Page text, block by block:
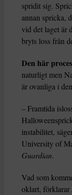
spridit sig.
annan spricka,
vid det laget är
bryts loss från
Den här
naturligt men
är ovanliga i
– Framtida
instabilitet,
University of
Guardian.
Vad som
oklart, förklarar